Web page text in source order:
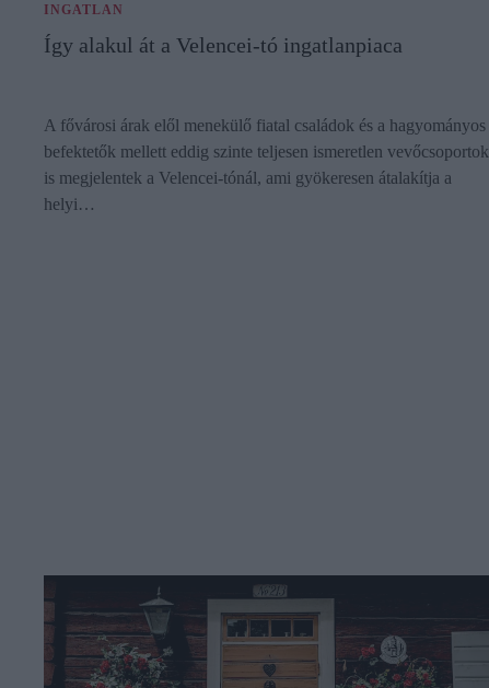
INGATLAN
Így alakul át a Velencei-tó ingatlanpiaca
A fővárosi árak elől menekülő fiatal családok és a hagyományos
befektetők mellett eddig szinte teljesen ismeretlen vevőcsoportok
is megjelentek a Velencei-tónál, ami gyökeresen átalakítja a
helyi…